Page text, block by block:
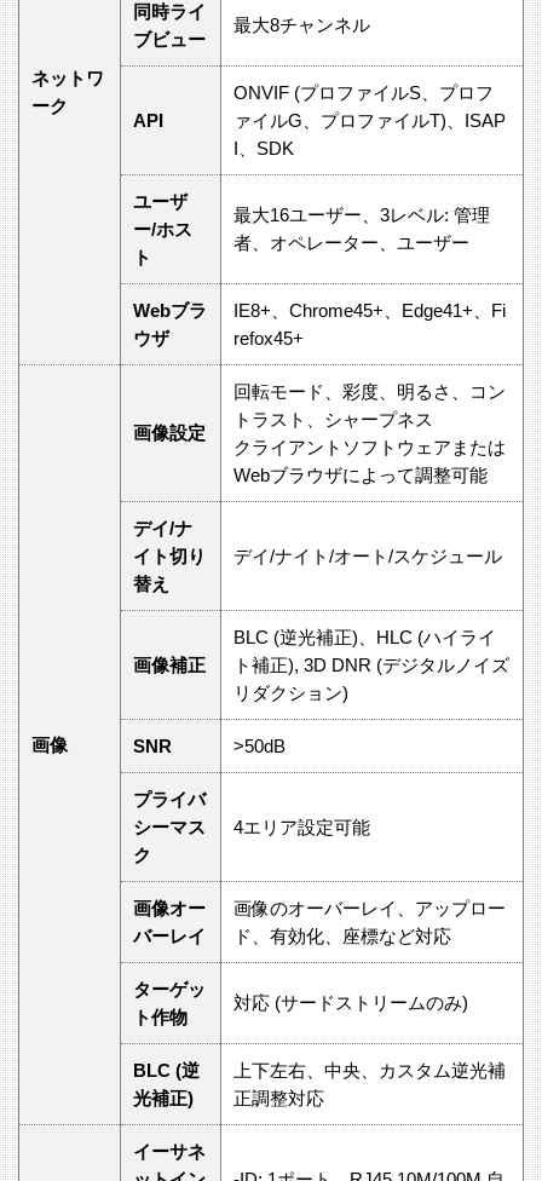
ネットワ
ーク
同時ライ
ブビュー
最大8チャンネル
API
ONVIF (プロファイルS、プロフ
ァイルG、プロファイルT)、ISAP
I、SDK
ユーザ
ー/ホス
ト
最大16ユーザー、3レベル: 管理
者、オペレーター、ユーザー
Webブラ
ウザ
IE8+、Chrome45+、Edge41+、Fi
refox45+
画像
画像設定
回転モード、彩度、明るさ、コン
トラスト、シャープネス
クライアントソフトウェアまたは
Webブラウザによって調整可能
デイ/ナ
イト切り
替え
デイ/ナイト/オート/スケジュール
画像補正
BLC (逆光補正)、HLC (ハイライ
ト補正), 3D DNR (デジタルノイズ
リダクション)
SNR >50dB
プライバ
シーマス
ク
4エリア設定可能
画像オー
バーレイ
画像のオーバーレイ、アップロー
ド、有効化、座標など対応
ターゲッ
ト作物
対応 (サードストリームのみ)
BLC (逆
光補正)
上下左右、中央、カスタム逆光補
正調整対応
イーサネ